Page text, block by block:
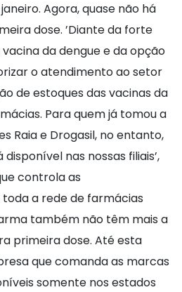
Agora, quase não há
dose. ’Diante da forte
da dengue e da opção
o atendimento ao setor
de estoques das vacinas da
Para quem já tomou a
Raia e Drogasil, no entanto,
nas nossas filiais’,
controla as
a rede de farmácias
também não têm mais a
primeira dose. Até esta
que comanda as marcas
somente nos estados